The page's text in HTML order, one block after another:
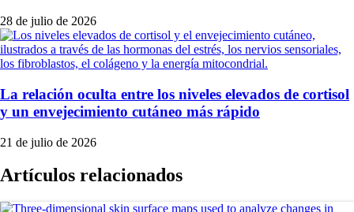
28 de julio de 2026
La relación oculta entre los niveles elevados de cortisol
y un envejecimiento cutáneo más rápido
21 de julio de 2026
Artículos relacionados